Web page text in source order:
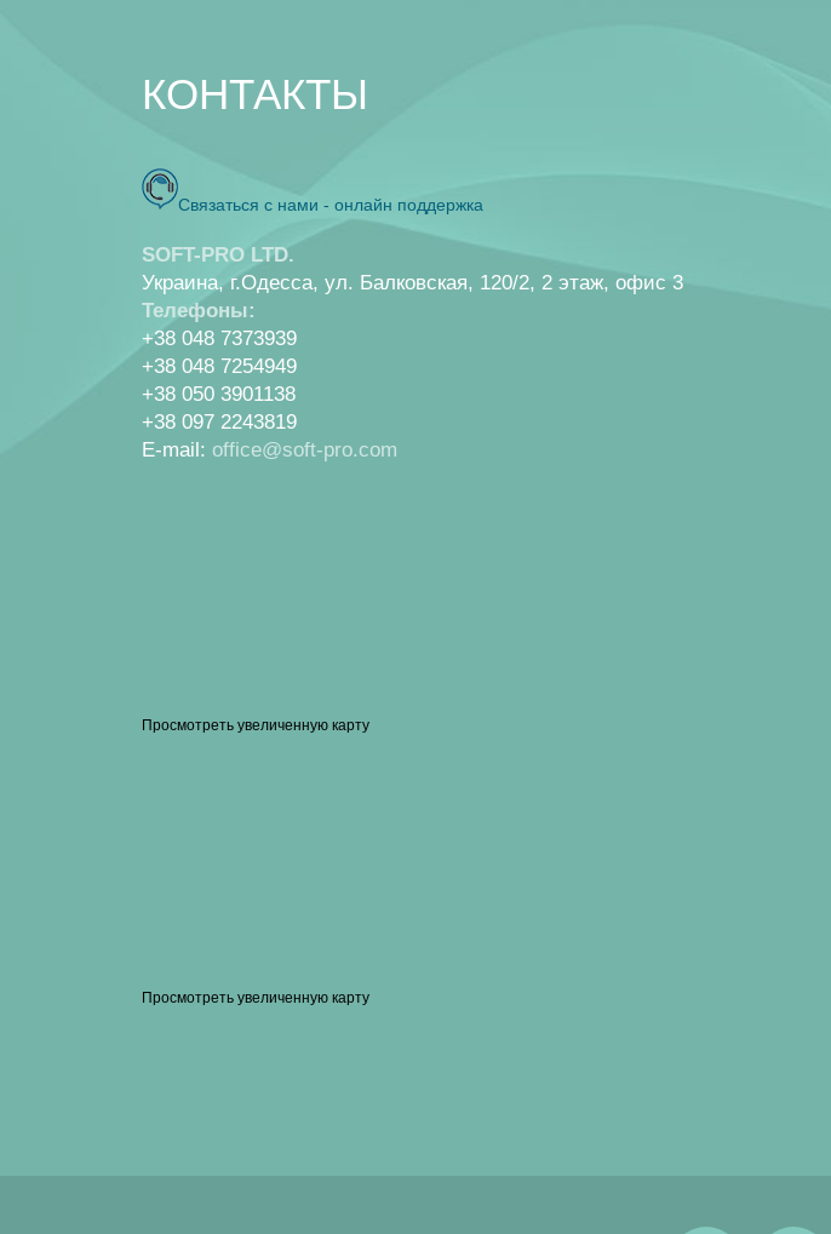
КОНТАКТЫ
Связаться с нами - онлайн поддержка
SOFT-PRO LTD.
Украина, г.Одесса, ул. Балковская, 120/2, 2 этаж, офис 3
Телефоны:
+38 048 7373939
+38 048 7254949
+38 050 3901138
+38 097 2243819
E-mail: office@soft-pro.com
Просмотреть увеличенную карту
Просмотреть увеличенную карту